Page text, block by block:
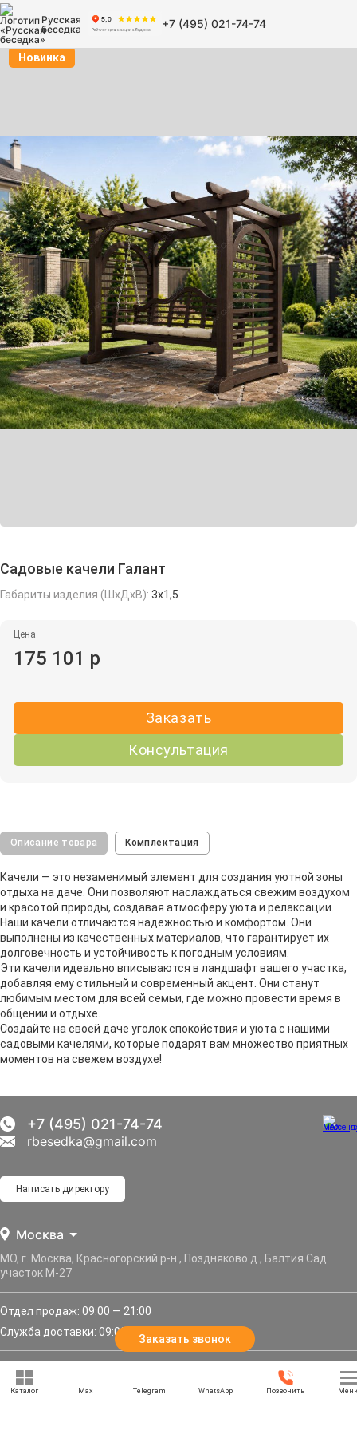
Русская
беседка
+7 (495) 021-74-74
Новинка
Садовые качели Галант
Габариты изделия (ШхДхВ): 3х1,5
Цена
175 101 р
Заказать
Консультация
Описание товара Комплектация
Качели — это незаменимый элемент для создания уютной зоны
отдыха на даче. Они позволяют наслаждаться свежим воздухом
и красотой природы, создавая атмосферу уюта и релаксации.
Наши качели отличаются надежностью и комфортом. Они
выполнены из качественных материалов, что гарантирует их
долговечность и устойчивость к погодным условиям.
Эти качели идеально вписываются в ландшафт вашего участка,
добавляя ему стильный и современный акцент. Они станут
любимым местом для всей семьи, где можно провести время в
общении и отдыхе.
Создайте на своей даче уголок спокойствия и уюта с нашими
садовыми качелями, которые подарят вам множество приятных
моментов на свежем воздухе!
Москва
МО, г. Москва, Красногорский р-н., Поздняково д., Балтия Сад
участок М-27
Отдел продаж: 09:00 — 21:00
Служба доставки: 09:00 — 21:00
Написать директору
+7 (495) 021-74-74
rbesedka@gmail.com
Задать вопрос
Заказать звонок
Каталог Max Telegram WhatsApp Позвонить